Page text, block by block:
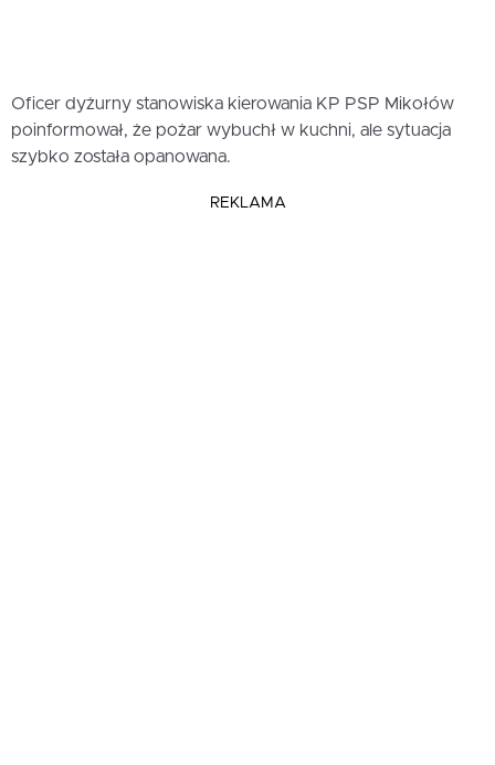
Oficer dyżurny stanowiska kierowania KP PSP Mikołów
poinformował, że pożar wybuchł w kuchni, ale sytuacja
szybko została opanowana.
REKLAMA